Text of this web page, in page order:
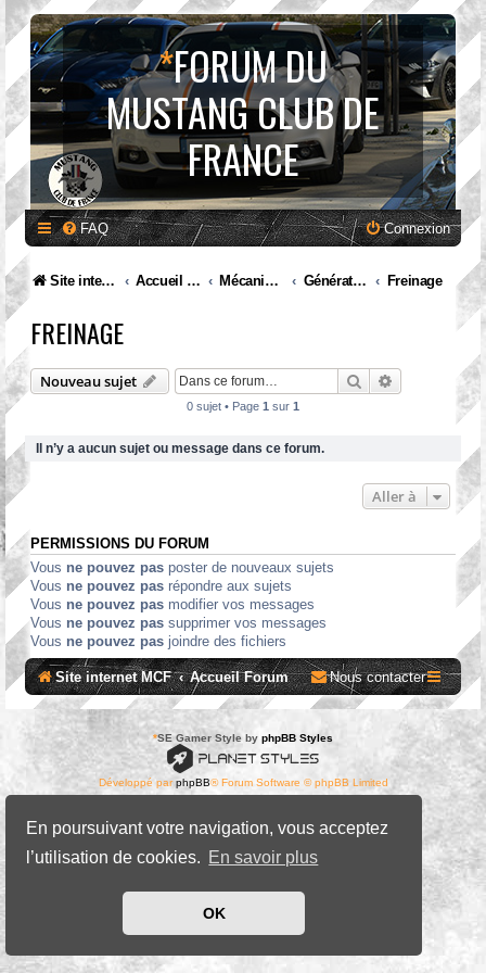
En poursuivant votre navigation, vous acceptez
l’utilisation de cookies. En savoir plus
OK
*FORUM DU
MUSTANG CLUB DE
FRANCE
FAQ Connexion
Site internet MCF Accueil Forum Mécanique et entretien Génération III. Mustang (1979 à 1993) Freinage
FREINAGE
Nouveau sujet RechercherRecherche
0 sujet • Page 1 sur 1
Il n’y a aucun sujet ou message dans ce forum.
Aller à
PERMISSIONS DU FORUM
Vous ne pouvez pas poster de nouveaux sujets
Vous ne pouvez pas répondre aux sujets
Vous ne pouvez pas modifier vos messages
Vous ne pouvez pas supprimer vos messages
Vous ne pouvez pas joindre des fichiers
Site internet MCF Accueil Forum Nous contacter
*SE Gamer Style by phpBB Styles
Développé parphpBB® Forum Software © phpBB Limited
Confidentialité|